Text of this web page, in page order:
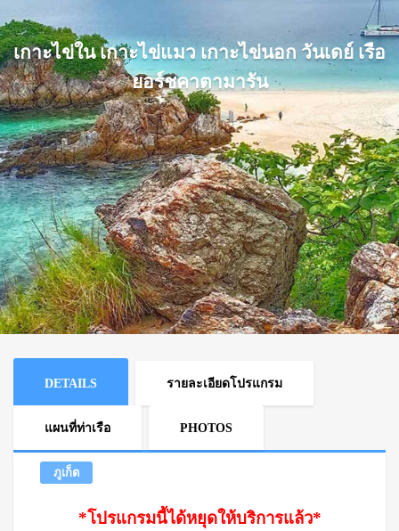
เกาะไข่ใน เกาะไข่แมว เกาะไข่นอก วันเดย์ เรือ
ยอร์ชคาตามารัน
DETAILS รายละเอียดโปรแกรม
แผนที่ท่าเรือ PHOTOS
ภูเก็ต
*โปรแกรมนี้ได้หยุดให้บริการแล้ว*